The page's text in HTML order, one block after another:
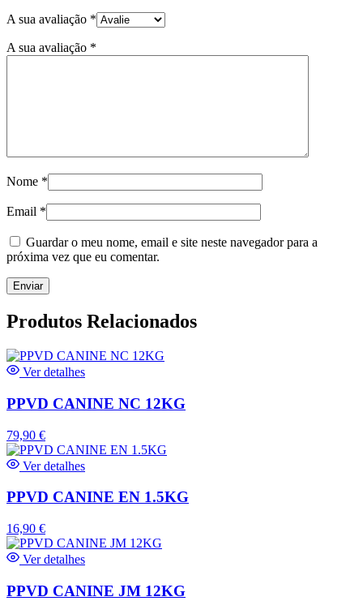
A sua avaliação *
A sua avaliação *
Nome *
Email *
Guardar o meu nome, email e site neste navegador para a
próxima vez que eu comentar.
Produtos Relacionados
Ver detalhes
PPVD CANINE NC 12KG
79,90 €
Ver detalhes
PPVD CANINE EN 1.5KG
16,90 €
Ver detalhes
PPVD CANINE JM 12KG